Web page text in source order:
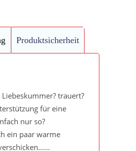
Produktsicherheit
Liebeskummer? trauert?
für eine
nur so?
ein paar warme